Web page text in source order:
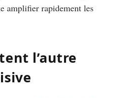
amplifier rapidement les
l’autre